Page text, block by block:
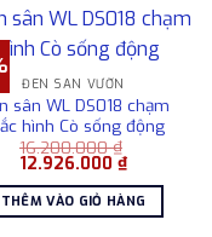
ĐÈN SÂN VƯỜN
sân WL DS018 chạm
hình Cò sống động
16.200.000₫
Giá
là:
16.200.000 ₫.
12.926.000 ₫Giá
hiện
tại
là:
THÊM VÀO GIỎ HÀNG